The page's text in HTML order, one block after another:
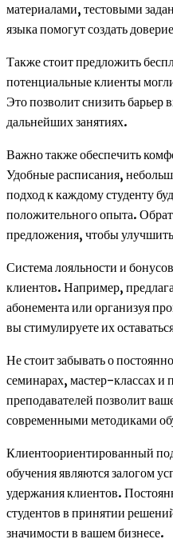
материалами, тестовыми
языка помогут создать
Также стоит предложить
потенциальные клиенты
Это позволит снизить барьер
дальнейших занятиях.
Важно также обеспечить
Удобные расписания,
подход к каждому студенту
положительного опыта.
предложения, чтобы
Система лояльности и
клиентов. Например,
абонемента или организуя
вы стимулируете их
Не стоит забывать о
семинарах, мастер-классах
преподавателей позволит
современными методиками
Клиентоориентированный
обучения являются залогом
удержания клиентов.
студентов в принятии
значимости в вашем бизнесе.